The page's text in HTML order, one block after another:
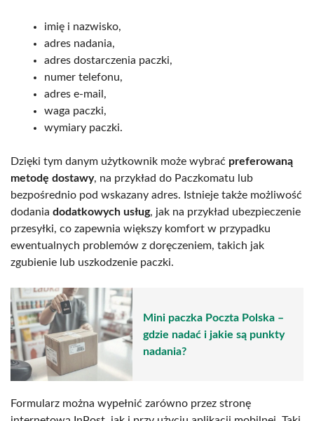
imię i nazwisko,
adres nadania,
adres dostarczenia paczki,
numer telefonu,
adres e-mail,
waga paczki,
wymiary paczki.
Dzięki tym danym użytkownik może wybrać preferowaną
metodę dostawy, na przykład do Paczkomatu lub
bezpośrednio pod wskazany adres. Istnieje także możliwość
dodania dodatkowych usług, jak na przykład ubezpieczenie
przesyłki, co zapewnia większy komfort w przypadku
ewentualnych problemów z doręczeniem, takich jak
zgubienie lub uszkodzenie paczki.
Mini paczka Poczta Polska –
gdzie nadać i jakie są punkty
nadania?
Formularz można wypełnić zarówno przez stronę